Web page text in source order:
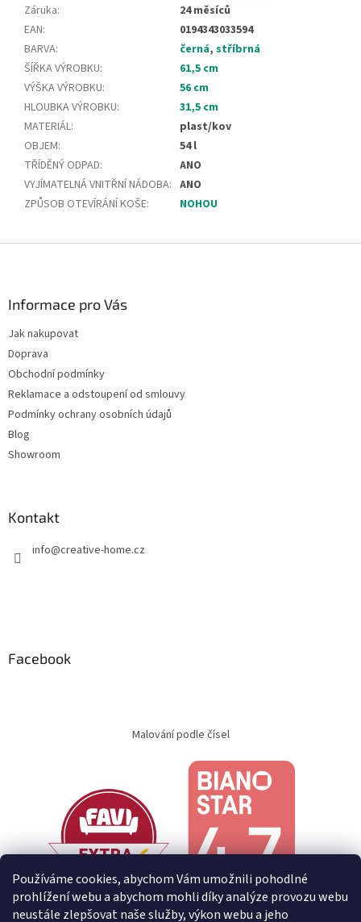
Používáme cookies, abychom Vám umožnili pohodlné
prohlížení webu a abychom mohli díky analýze provozu webu
neustále zlepšovat naše služby, výkon webu a jeho
Záruka:
24 měsíců
EAN:
0194343033594
BARVA: černá, stříbrná
ŠÍŘKA VÝROBKU:
61,5 cm
VÝŠKA VÝROBKU:
56 cm
HLOUBKA VÝROBKU:
31,5 cm
MATERIÁL:
plast/kov
OBJEM:
54 l
TŘÍDĚNÝ ODPAD:
ANO
VYJÍMATELNÁ VNITŘNÍ NÁDOBA: ANO
ZPŮSOB OTEVÍRÁNÍ KOŠE: NOHOU
Informace pro Vás
Jak nakupovat
Doprava
Obchodní podmínky
Reklamace a odstoupení od smlouvy
Podmínky ochrany osobních údajů
Blog
Showroom
Kontakt
info@creative-home.cz
Facebook
Malování podle čísel